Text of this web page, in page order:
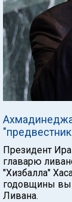
Президент
главарю
"Хизбалла"
годовщины
Ливана.